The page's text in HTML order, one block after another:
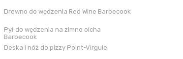
Drewno do wędzenia Red Wine Barbecook
Pył do wędzenia na zimno olcha
Barbecook
Deska i nóż do pizzy Point-Virgule